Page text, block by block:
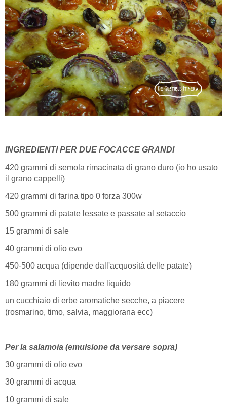
INGREDIENTI PER DUE FOCACCE GRANDI
420 grammi di semola rimacinata di grano duro (io ho usato
il grano cappelli)
420 grammi di farina tipo 0 forza 300w
500 grammi di patate lessate e passate al setaccio
15 grammi di sale
40 grammi di olio evo
450-500 acqua (dipende dall'acquosità delle patate)
180 grammi di lievito madre liquido
un cucchiaio di erbe aromatiche secche, a piacere
(rosmarino, timo, salvia, maggiorana ecc)
Per la salamoia (emulsione da versare sopra)
30 grammi di olio evo
30 grammi di acqua
10 grammi di sale